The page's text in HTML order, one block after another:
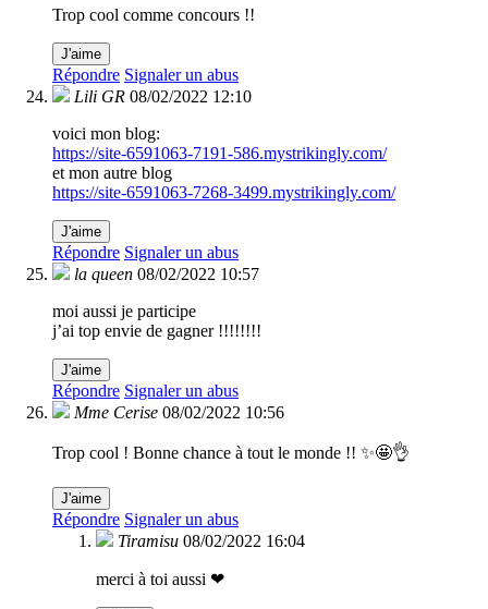
Trop cool comme concours !!
J'aime
Répondre Signaler un abus
Lili GR 08/02/2022 12:10
voici mon blog:
https://site-6591063-7191-586.mystrikingly.com/
et mon autre blog
https://site-6591063-7268-3499.mystrikingly.com/
J'aime
Répondre Signaler un abus
la queen 08/02/2022 10:57
moi aussi je participe
j’ai top envie de gagner !!!!!!!!
J'aime
Répondre Signaler un abus
Mme Cerise 08/02/2022 10:56
Trop cool ! Bonne chance à tout le monde !! ✨🤩👌
J'aime
Répondre Signaler un abus
Tiramisu 08/02/2022 16:04
merci à toi aussi ❤